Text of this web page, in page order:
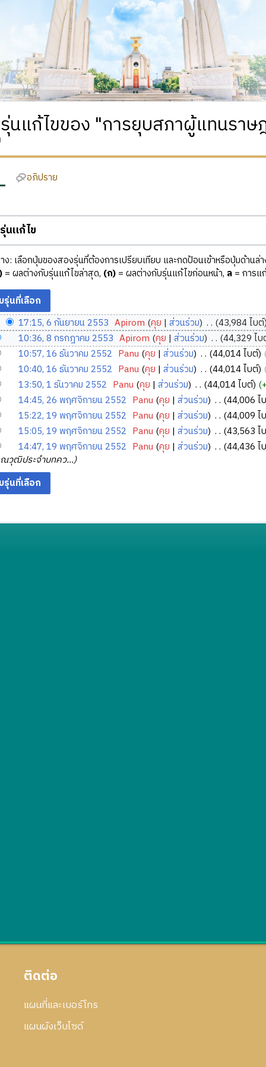
นแก้ไขของ "การยุบสภาผู้แทนราษ
อภิปราย
นแก้ไข
ง: เลือกปุ่มของสองรุ่นที่ต้องการเปรียบเทียบ และกดป้อนเข้าหรือปุ่มด้านล่
= ผลต่างกับรุ่นแก้ไขล่าสุด, (ก)= ผลต่างกับรุ่นแก้ไขก่อนหน้า, ล= การแ
17:15, 6 กันยายน 2553 Apirom คุย ส่วนร่วม ‎
43,984 ไบต์
10:36, 8 กรกฎาคม 2553 Apirom คุย ส่วนร่วม ‎
44,329 ไ
10:57, 16 ธันวาคม 2552 Panu คุย ส่วนร่วม ‎
44,014 ไบต์
10:40, 16 ธันวาคม 2552 Panu คุย ส่วนร่วม ‎
44,014 ไบต์
13:50, 1 ธันวาคม 2552 Panu คุย ส่วนร่วม ‎ 44,014 ไบต์
14:45, 26 พฤศจิกายน 2552 Panu คุย ส่วนร่วม ‎
44,006 ไ
15:22, 19 พฤศจิกายน 2552 Panu คุย ส่วนร่วม ‎
44,009 ไ
15:05, 19 พฤศจิกายน 2552 Panu คุย ส่วนร่วม ‎
43,563 ไ
14:47, 19 พฤศจิกายน 2552 Panu คุย ส่วนร่วม ‎
44,436 ไ
วุฒิประจำบทคว...
ติดต่อ
แผนที่และเบอร์โทร
แผนผังเว็บไซด์